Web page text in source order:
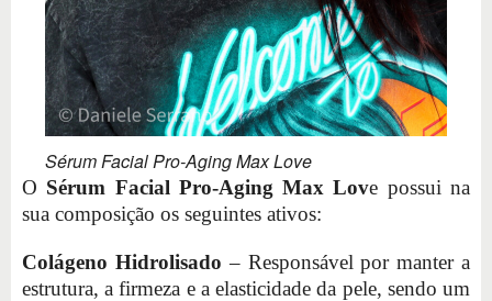
Sérum Facial Pro-Aging Max Love
O Sérum Facial Pro-Aging Max Love possui na
sua composição os seguintes ativos:
Colágeno Hidrolisado – Responsável por manter a
estrutura, a firmeza e a elasticidade da pele, sendo um